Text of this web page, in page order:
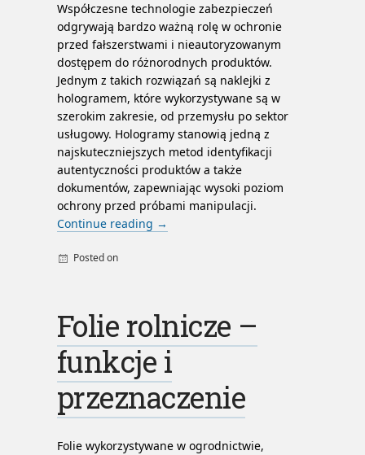
Współczesne technologie zabezpieczeń
odgrywają bardzo ważną rolę w ochronie
przed fałszerstwami i nieautoryzowanym
dostępem do różnorodnych produktów.
Jednym z takich rozwiązań są naklejki z
hologramem, które wykorzystywane są w
szerokim zakresie, od przemysłu po sektor
usługowy. Hologramy stanowią jedną z
najskuteczniejszych metod identyfikacji
autentyczności produktów a także
dokumentów, zapewniając wysoki poziom
ochrony przed próbami manipulacji.
Continue reading →
Posted on
Folie rolnicze –
funkcje i
przeznaczenie
Folie wykorzystywane w ogrodnictwie,